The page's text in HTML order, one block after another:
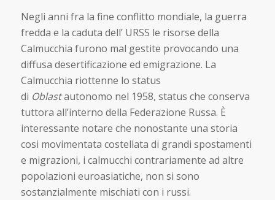
Negli anni fra la fine conflitto mondiale, la guerra
fredda e la caduta dell’ URSS le risorse della
Calmucchia furono mal gestite provocando una
diffusa desertificazione ed emigrazione. La
Calmucchia riottenne lo status
di Oblastautonomo nel 1958, status che conserva
tuttora all’interno della Federazione Russa. È
interessante notare che nonostante una storia
cosi movimentata costellata di grandi spostamenti
e migrazioni, i calmucchi contrariamente ad altre
popolazioni euroasiatiche, non si sono
sostanzialmente mischiati con i russi.